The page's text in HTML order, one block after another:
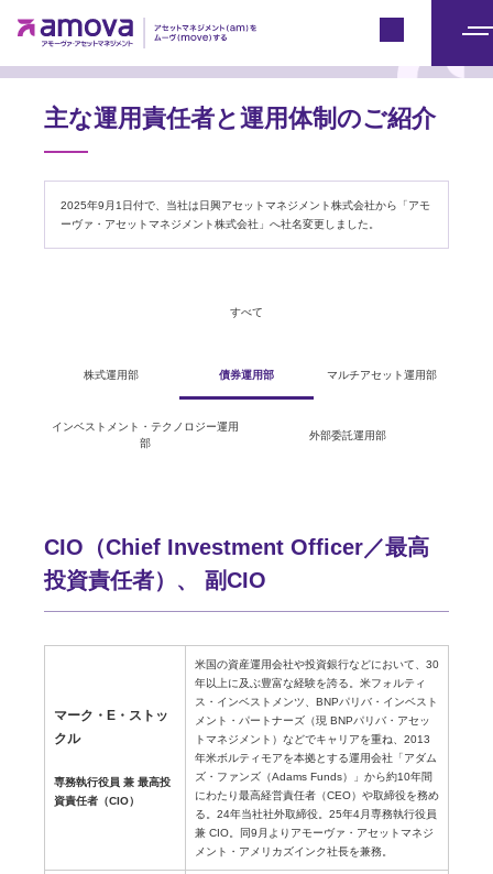
ニ
アモーヴァ・アセットとは
主な運用責任者と運用体制のご紹介
2025年9月1日付で、当社は日興アセットマネジメント株式会社から「アモ
ーヴァ・アセットマネジメント株式会社」へ社名変更しました。
すべて
株式運用部 債券運用部 マルチアセット運用部
インベストメント・テクノロジー運用
部
外部委託運用部
CIO（Chief Investment Officer／最高
投資責任者）、 副CIO
マーク・E・ストッ
クル
専務執行役員 兼 最高投
資責任者（CIO）
米国の資産運用会社や投資銀行などにおいて、30
年以上に及ぶ豊富な経験を誇る。米フォルティ
ス・インベストメンツ、BNPパリバ・インベスト
メント・パートナーズ（現 BNPパリバ・アセッ
トマネジメント）などでキャリアを重ね、2013
年米ボルティモアを本拠とする運用会社「アダム
ズ・ファンズ（Adams Funds）」から約10年間
にわたり最高経営責任者（CEO）や取締役を務め
る。24年当社社外取締役。25年4月専務執行役員
兼 CIO。同9月よりアモーヴァ・アセットマネジ
メント・アメリカズインク社長を兼務。